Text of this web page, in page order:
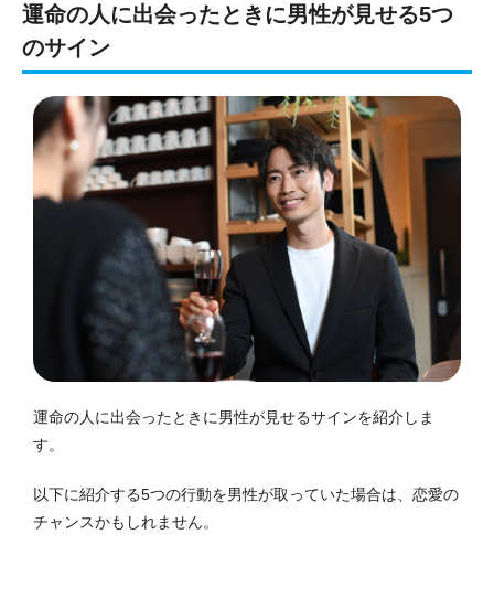
運命の人に出会ったときに男性が見せる5つ
のサイン
運命の人に出会ったときに男性が見せるサインを紹介しま
す。
以下に紹介する5つの行動を男性が取っていた場合は、恋愛の
チャンスかもしれません。